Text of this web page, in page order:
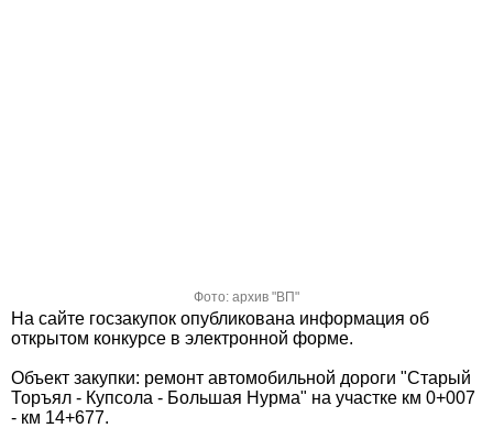
Фото: архив "ВП"
На сайте госзакупок опубликована информация об
открытом конкурсе в электронной форме.
Объект закупки: ремонт автомобильной дороги "Старый
Торъял - Купсола - Большая Нурма" на участке км 0+007
- км 14+677.